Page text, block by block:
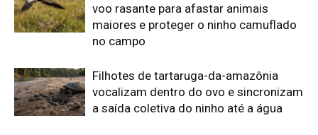
voo rasante para afastar animais
maiores e proteger o ninho camuflado
no campo
Filhotes de tartaruga-da-amazônia
vocalizam dentro do ovo e sincronizam
a saída coletiva do ninho até a água